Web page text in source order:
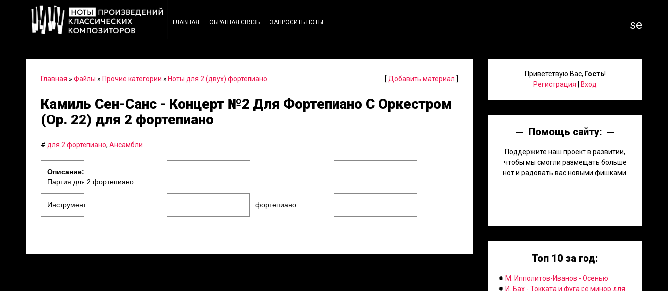
ГЛАВНАЯ ОБРАТНАЯ СВЯЗЬ ЗАПРОСИТЬ НОТЫ search
Главная » Файлы » Прочие категории » Ноты для 2 (двух) фортепиано [ Добавить материал ]
Камиль Сен-Санс - Концерт №2 Для Фортепиано С Оркестром
(Op. 22) для 2 фортепиано
# для 2 фортепиано, Ансамбли
Описание:
Партия для 2 фортепиано
Инструмент: фортепиано
Приветствую Вас, Гость!
Регистрация
Вход
Помощь сайту:
Поддержите наш проект в развитии,
чтобы мы смогли размещать больше
нот и радовать вас новыми фишками.
Топ 10 за год:
✹ М. Ипполитов-Иванов - Осенью
✹ И. Бах - Токката и фуга ре минор для